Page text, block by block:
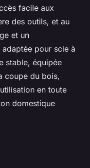
facile aux
des outils, et au
et un
pour scie à
stable, équipée
coupe du bois,
en toute
domestique